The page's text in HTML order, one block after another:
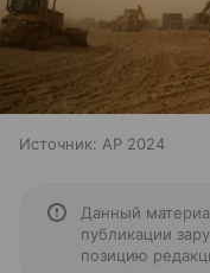
Источник: AP 2024
Данный
публикации
позицию